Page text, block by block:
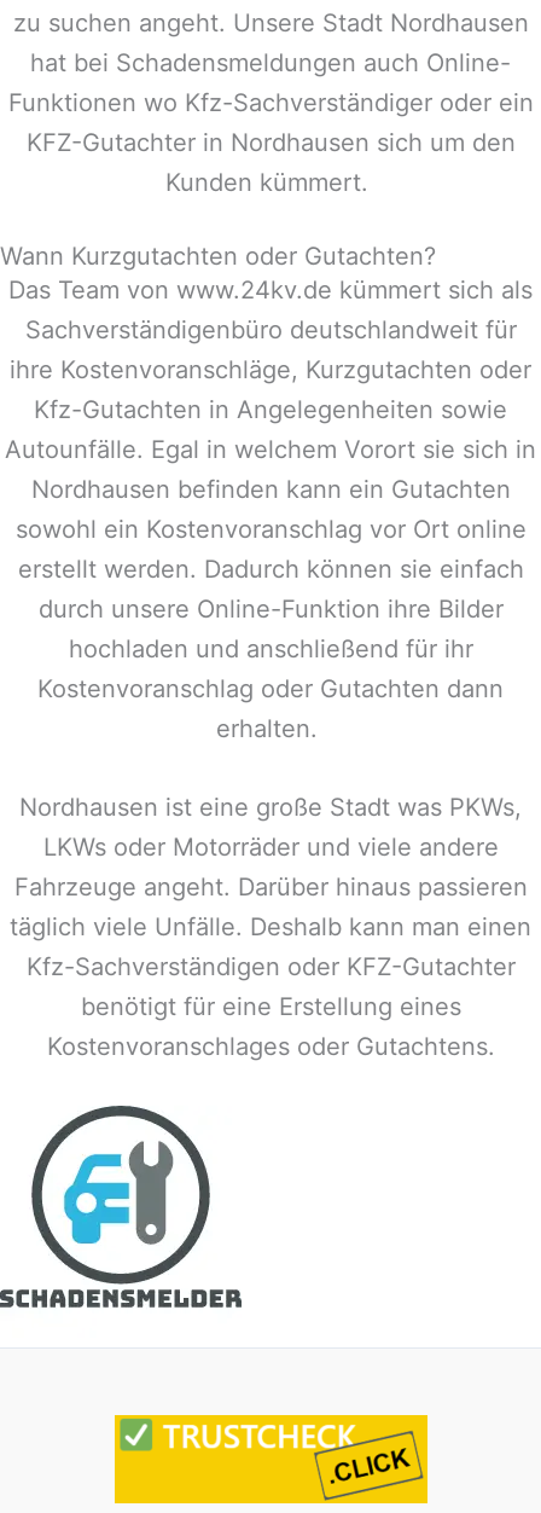
zu suchen angeht. Unsere Stadt Nordhausen
hat bei Schadensmeldungen auch Online-
Funktionen wo Kfz-Sachverständiger oder ein
KFZ-Gutachter in Nordhausen sich um den
Kunden kümmert.
Wann Kurzgutachten oder Gutachten?
Das Team von www.24kv.de kümmert sich als
Sachverständigenbüro deutschlandweit für
ihre Kostenvoranschläge, Kurzgutachten oder
Kfz-Gutachten in Angelegenheiten sowie
Autounfälle. Egal in welchem Vorort sie sich in
Nordhausen befinden kann ein Gutachten
sowohl ein Kostenvoranschlag vor Ort online
erstellt werden. Dadurch können sie einfach
durch unsere Online-Funktion ihre Bilder
hochladen und anschließend für ihr
Kostenvoranschlag oder Gutachten dann
erhalten.
Nordhausen ist eine große Stadt was PKWs,
LKWs oder Motorräder und viele andere
Fahrzeuge angeht. Darüber hinaus passieren
täglich viele Unfälle. Deshalb kann man einen
Kfz-Sachverständigen oder KFZ-Gutachter
benötigt für eine Erstellung eines
Kostenvoranschlages oder Gutachtens.